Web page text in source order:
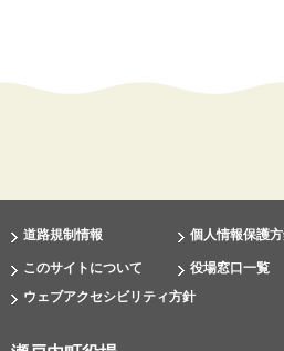
道路規制情報 個人情報保護
このサイトについて
役場窓口一覧
ウェブアクセシビリティ方針